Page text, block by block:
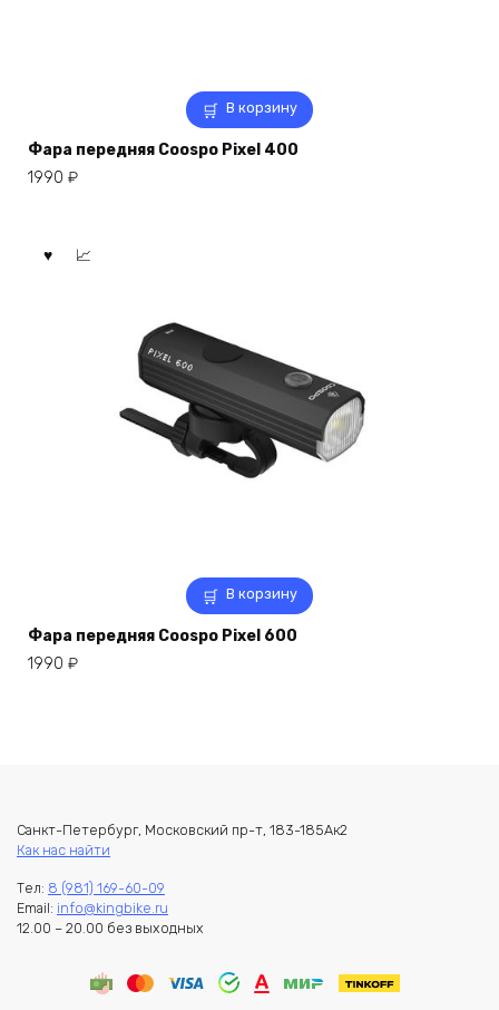
В корзину
Фара передняя Coospo Pixel 400
1990 ₽
В корзину
Фара передняя Coospo Pixel 600
1990 ₽
Санкт-Петербург, Московский пр-т, 183-185Ак2
Как нас найти
Тел: 8 (981) 169-60-09
Email: info@kingbike.ru
12.00 – 20.00 без выходных